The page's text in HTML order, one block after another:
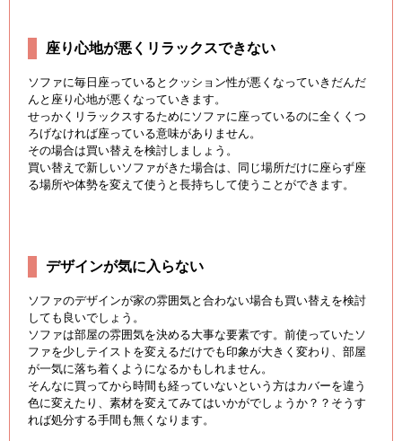
座り心地が悪くリラックスできない
ソファに毎日座っているとクッション性が悪くなっていきだんだ
んと座り心地が悪くなっていきます。
せっかくリラックスするためにソファに座っているのに全くくつ
ろげなければ座っている意味がありません。
その場合は買い替えを検討しましょう。
買い替えで新しいソファがきた場合は、同じ場所だけに座らず座
る場所や体勢を変えて使うと長持ちして使うことができます。
デザインが気に入らない
ソファのデザインが家の雰囲気と合わない場合も買い替えを検討
しても良いでしょう。
ソファは部屋の雰囲気を決める大事な要素です。前使っていたソ
ファを少しテイストを変えるだけでも印象が大きく変わり、部屋
が一気に落ち着くようになるかもしれません。
そんなに買ってから時間も経っていないという方はカバーを違う
色に変えたり、素材を変えてみてはいかがでしょうか？？そうす
れば処分する手間も無くなります。